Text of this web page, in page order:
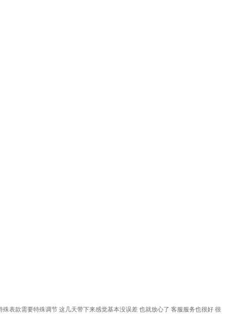
表款需要特殊调节 这几天带下来感觉基本没误差 也就放心了 客服服务也很好 很